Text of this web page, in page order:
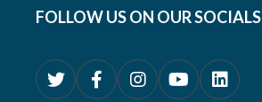
FOLLOW US ON OUR SOCIALS